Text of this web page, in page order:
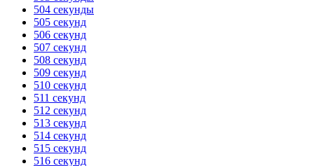
504 секунды
505 секунд
506 секунд
507 секунд
508 секунд
509 секунд
510 секунд
511 секунд
512 секунд
513 секунд
514 секунд
515 секунд
516 секунд